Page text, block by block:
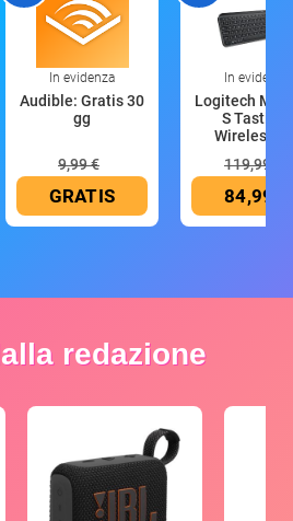
In evidenza
Audible: Gratis 30
gg
9,99 €
GRATIS
In evidenza
Logitech MX
S Tastiera
Wireless
119,99 €
84,99 €
redazione